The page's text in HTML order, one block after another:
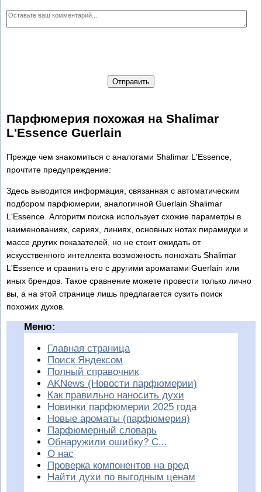
Отправить
Парфюмерия похожая на Shalimar
L'Essence Guerlain
Прежде чем знакомиться с аналогами Shalimar L'Essence,
прочтите предупреждение:
Здесь выводится информация, связанная с автоматическим
подбором парфюмерии, аналогичной Guerlain Shalimar
L'Essence. Алгоритм поиска использует схожие параметры в
наименованиях, сериях, линиях, основных нотах пирамидки и
массе других показателей, но не стоит ожидать от
искусственного интеллекта возможность понюхать Shalimar
L'Essence и сравнить его с другими ароматами Guerlain или
иных брендов. Такое сравнение можете провести только лично
вы, а на этой странице лишь предлагается сузить поиск
похожих духов.
Меню:
Главная страница
Поиск Яндексом
Полный справочник
AKNews (Новости парфюмерии)
Как правильно наносить духи
Новинки парфюмерии 2025 года
Новые ароматы (парфюмерия)
Парфюмерный словарь
Обнаружили ошибку? С...
О нас
Проверка компонентов на вред
Найти духи по выгодным ценам